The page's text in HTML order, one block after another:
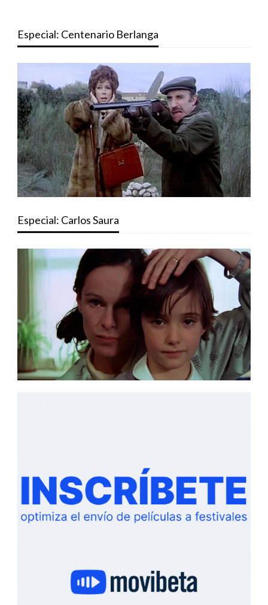
Especial: Centenario Berlanga
Especial: Carlos Saura